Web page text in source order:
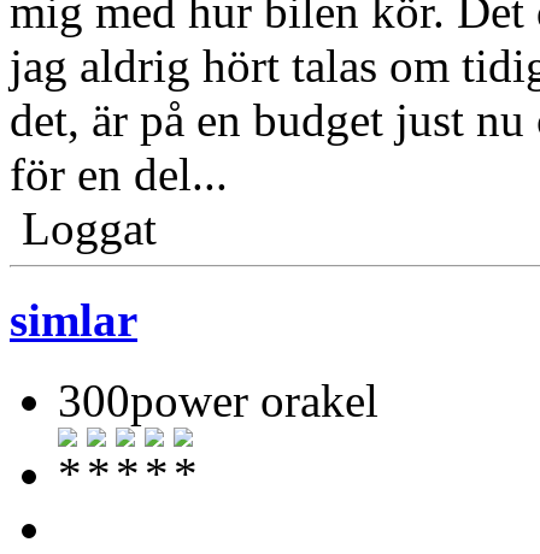
mig med hur bilen kör. Det
jag aldrig hört talas om
det, är på en budget just
för en del...
Loggat
simlar
300power orakel